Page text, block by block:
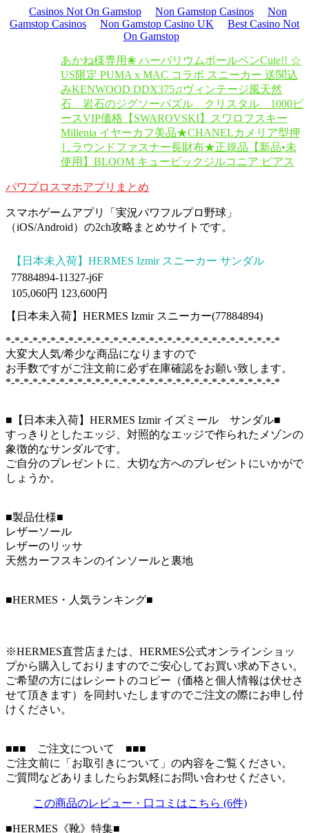
Casinos Not On Gamstop Non Gamstop Casinos
Non
Gamstop Casinos
Non Gamstop Casino UK
Best Casino Not
On Gamstop
あかね様専用❀ ハーバリウムボールペンCute!! ☆
US限定 PUMA x MAC コラボ スニーカー 送関込
みKENWOOD DDX375♫ヴィンテージ風天然
石 岩石のジグソーパズル クリスタル 1000ピ
ースVIP価格【SWAROVSKI】スワロフスキー
Millenia イヤーカフ美品★CHANELカメリア型押
しラウンドファスナー長財布★正規品 【新品•未
使用】BLOOM キュービックジルコニア ピアス
パワプロスマホアプリまとめ
スマホゲームアプリ「実況パワフルプロ野球」
（iOS/Android）の2ch攻略まとめサイトです。
【日本未入荷】HERMES Izmir スニーカー サンダル
77884894-11327-j6F
105,060円 123,600円
【日本未入荷】HERMES Izmir スニーカー(77884894)
*-*-*-*-*-*-*-*-*-*-*-*-*-*-*-*-*-*-*-*-*-*-*-*-*-*-*-*-*-*-*
大変大人気/希少な商品になりますので
お手数ですがご注文前に必ず在庫確認をお願い致します。
*-*-*-*-*-*-*-*-*-*-*-*-*-*-*-*-*-*-*-*-*-*-*-*-*-*-*-*-*-*-*
■【日本未入荷】HERMES Izmir イズミール サンダル■
すっきりとしたエッジ、対照的なエッジで作られたメゾンの
象徴的なサンダルです。
ご自分のプレゼントに、大切な方へのプレゼントにいかがで
しょうか。
■製品仕様■
レザーソール
レザーのリッサ
天然カーフスキンのインソールと裏地
■HERMES・人気ランキング■
※HERMES直営店または、HERMES公式オンラインショッ
プから購入しておりますのでご安心してお買い求め下さい。
ご希望の方にはレシートのコピー（価格と個人情報は伏せさ
せて頂きます）を同封いたしますのでご注文の際にお申し付
けください。
■■■ ご注文について ■■■
ご注文前に「お取引きについて」の内容をご覧ください。
ご質問などありましたらお気軽にお問い合わせください。
この商品のレビュー・口コミはこちら (6件)
■HERMES《靴》特集■